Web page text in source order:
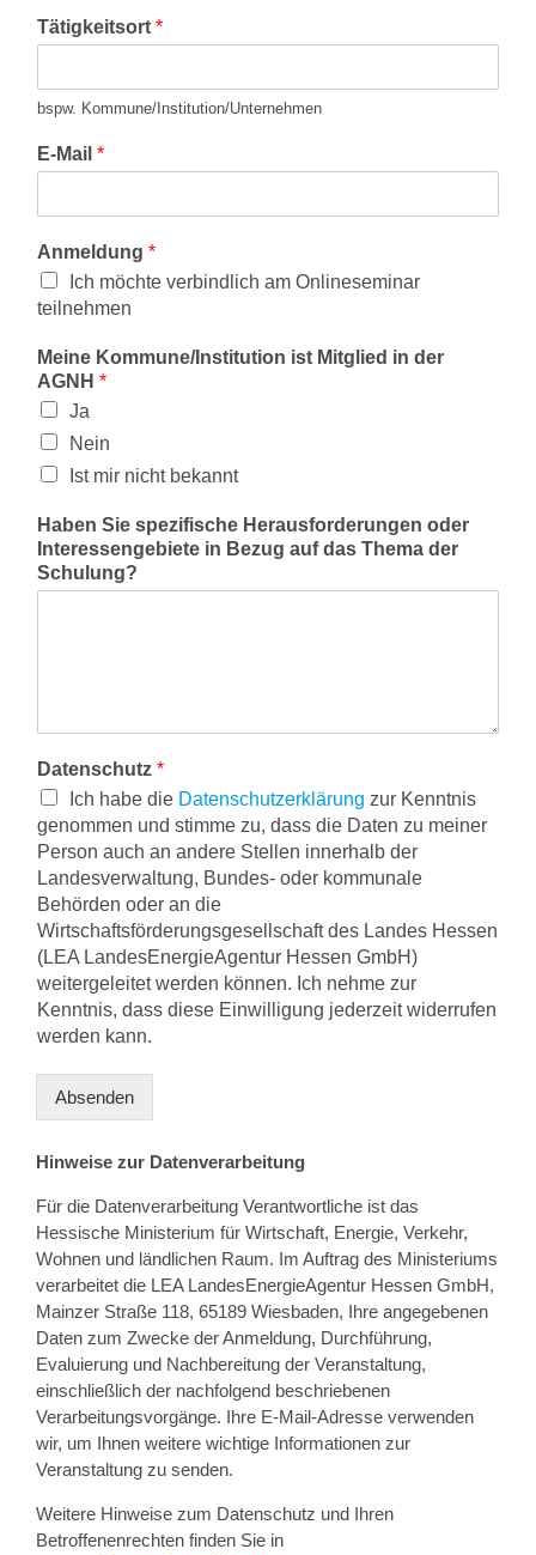
Tätigkeitsort *
bspw. Kommune/Institution/Unternehmen
E-Mail *
Anmeldung *
Ich möchte verbindlich am Onlineseminar
teilnehmen
Meine Kommune/Institution ist Mitglied in der
AGNH *
Ja
Nein
Ist mir nicht bekannt
Haben Sie spezifische Herausforderungen oder
Interessengebiete in Bezug auf das Thema der
Schulung?
Datenschutz *
Ich habe die Datenschutzerklärung zur Kenntnis
genommen und stimme zu, dass die Daten zu meiner
Person auch an andere Stellen innerhalb der
Landesverwaltung, Bundes- oder kommunale
Behörden oder an die
Wirtschaftsförderungsgesellschaft des Landes Hessen
(LEA LandesEnergieAgentur Hessen GmbH)
weitergeleitet werden können. Ich nehme zur
Kenntnis, dass diese Einwilligung jederzeit widerrufen
werden kann.
Absenden
Hinweise zur Datenverarbeitung
Für die Datenverarbeitung Verantwortliche ist das
Hessische Ministerium für Wirtschaft, Energie, Verkehr,
Wohnen und ländlichen Raum. Im Auftrag des Ministeriums
verarbeitet die LEA LandesEnergieAgentur Hessen GmbH,
Mainzer Straße 118, 65189 Wiesbaden, Ihre angegebenen
Daten zum Zwecke der Anmeldung, Durchführung,
Evaluierung und Nachbereitung der Veranstaltung,
einschließlich der nachfolgend beschriebenen
Verarbeitungsvorgänge. Ihre E-Mail-Adresse verwenden
wir, um Ihnen weitere wichtige Informationen zur
Veranstaltung zu senden.
Weitere Hinweise zum Datenschutz und Ihren
Betroffenenrechten finden Sie in